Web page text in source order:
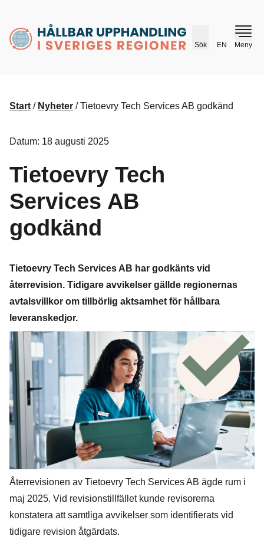
husr.se
Sök EN Meny
Start / Nyheter /Tietoevry Tech Services AB godkänd
Datum: 18 augusti 2025
Tietoevry Tech
Services AB
godkänd
Tietoevry Tech Services AB har godkänts vid
återrevision. Tidigare avvikelser gällde regionernas
avtalsvillkor om tillbörlig aktsamhet för hållbara
leveranskedjor.
Återrevisionen av Tietoevry Tech Services AB ägde rum i
maj 2025. Vid revisionstillfället kunde revisorerna
konstatera att samtliga avvikelser som identifierats vid
tidigare revision åtgärdats.